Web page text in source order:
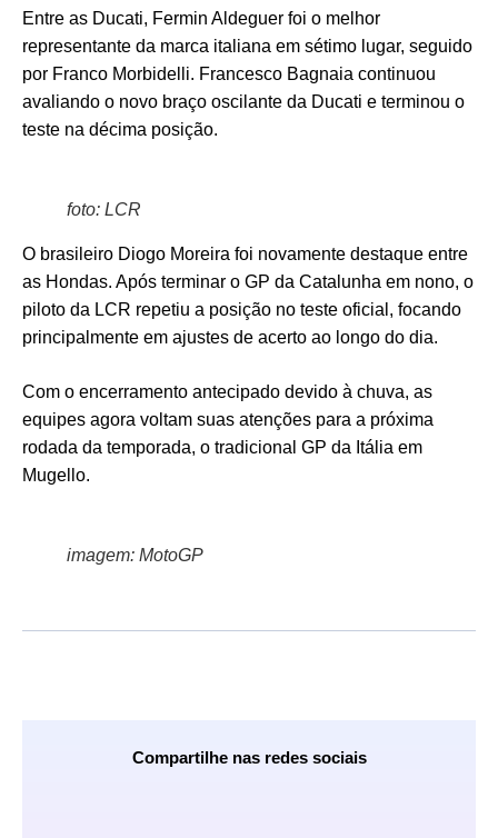
Entre as Ducati, Fermin Aldeguer foi o melhor
representante da marca italiana em sétimo lugar, seguido
por Franco Morbidelli. Francesco Bagnaia continuou
avaliando o novo braço oscilante da Ducati e terminou o
teste na décima posição.
foto: LCR
O brasileiro Diogo Moreira foi novamente destaque entre
as Hondas. Após terminar o GP da Catalunha em nono, o
piloto da LCR repetiu a posição no teste oficial, focando
principalmente em ajustes de acerto ao longo do dia.
Com o encerramento antecipado devido à chuva, as
equipes agora voltam suas atenções para a próxima
rodada da temporada, o tradicional GP da Itália em
Mugello.
imagem: MotoGP
Compartilhe nas redes sociais